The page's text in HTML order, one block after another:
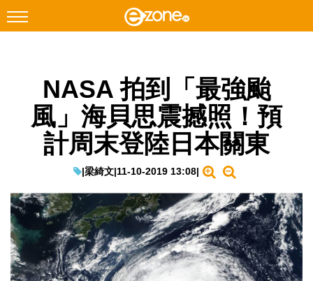
Facebook Instagram
科技焦點
網絡生活
教學評測
EduTech
IT Times
生成式AI與雲端應用
NASA 拍到「最強颱
風」海貝思震撼照！預
計周末登陸日本關東
|梁綺文|11-10-2019 13:08|